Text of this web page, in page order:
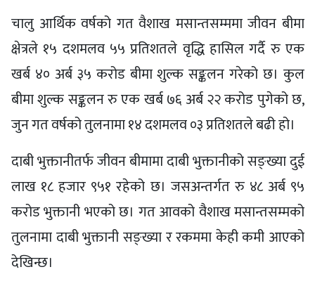
चालु आर्थिक वर्षको गत वैशाख मसान्तसम्ममा जीवन बीमा
क्षेत्रले १५ दशमलव ५५ प्रतिशतले वृद्धि हासिल गर्दै रु एक
खर्ब ४० अर्ब ३५ करोड बीमा शुल्क सङ्कलन गरेको छ। कुल
बीमा शुल्क सङ्कलन रु एक खर्ब ७६ अर्ब २२ करोड पुगेको छ,
जुन गत वर्षको तुलनामा १४ दशमलव ०३ प्रतिशतले बढी हो।
दाबी भुक्तानीतर्फ जीवन बीमामा दाबी भुक्तानीको सङ्ख्या दुई
लाख १८ हजार ९५१ रहेको छ। जसअन्तर्गत रु ४८ अर्ब ९५
करोड भुक्तानी भएको छ। गत आवको वैशाख मसान्तसम्मको
तुलनामा दाबी भुक्तानी सङ्ख्या र रकममा केही कमी आएको
देखिन्छ।